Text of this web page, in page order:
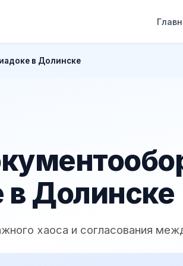
в Долинске
Долинске
хаоса и согласования